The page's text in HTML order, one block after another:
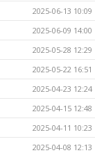
2025-06-13 10:09
2025-06-09 14:00
2025-05-28 12:29
2025-05-22 16:51
2025-04-23 12:24
2025-04-15 12:48
2025-04-11 10:23
2025-04-08 12:13